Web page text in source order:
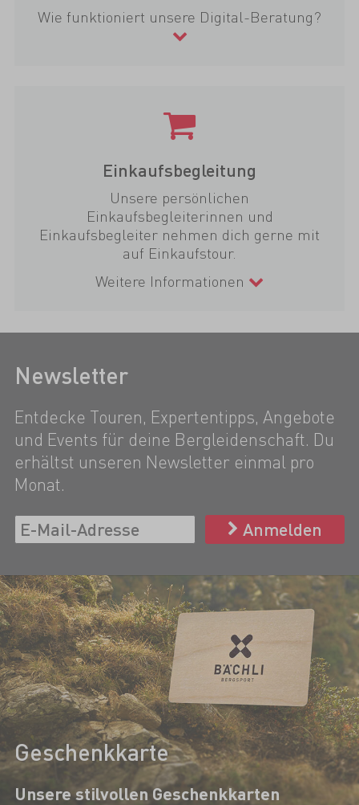
Wie funktioniert unsere Digital-Beratung?
Einkaufsbegleitung
Unsere persönlichen
Einkaufsbegleiterinnen und
Einkaufsbegleiter nehmen dich gerne mit
auf Einkaufstour.
Weitere Informationen
Newsletter
Entdecke Touren, Expertentipps, Angebote
und Events für deine Bergleidenschaft. Du
erhältst unseren Newsletter einmal pro
Monat.
Anmelden
Geschenkkarte
Unsere stilvollen Geschenkkarten